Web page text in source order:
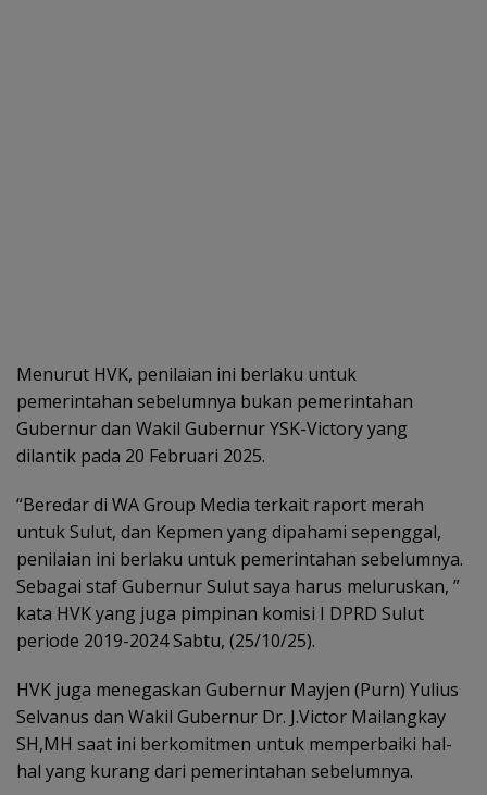
Menurut HVK, penilaian ini berlaku untuk
pemerintahan sebelumnya bukan pemerintahan
Gubernur dan Wakil Gubernur YSK-Victory yang
dilantik pada 20 Februari 2025.
“Beredar di WA Group Media terkait raport merah
untuk Sulut, dan Kepmen yang dipahami sepenggal,
penilaian ini berlaku untuk pemerintahan sebelumnya.
Sebagai staf Gubernur Sulut saya harus meluruskan, ”
kata HVK yang juga pimpinan komisi I DPRD Sulut
periode 2019-2024 Sabtu, (25/10/25).
HVK juga menegaskan Gubernur Mayjen (Purn) Yulius
Selvanus dan Wakil Gubernur Dr. J.Victor Mailangkay
SH,MH saat ini berkomitmen untuk memperbaiki hal-
hal yang kurang dari pemerintahan sebelumnya.